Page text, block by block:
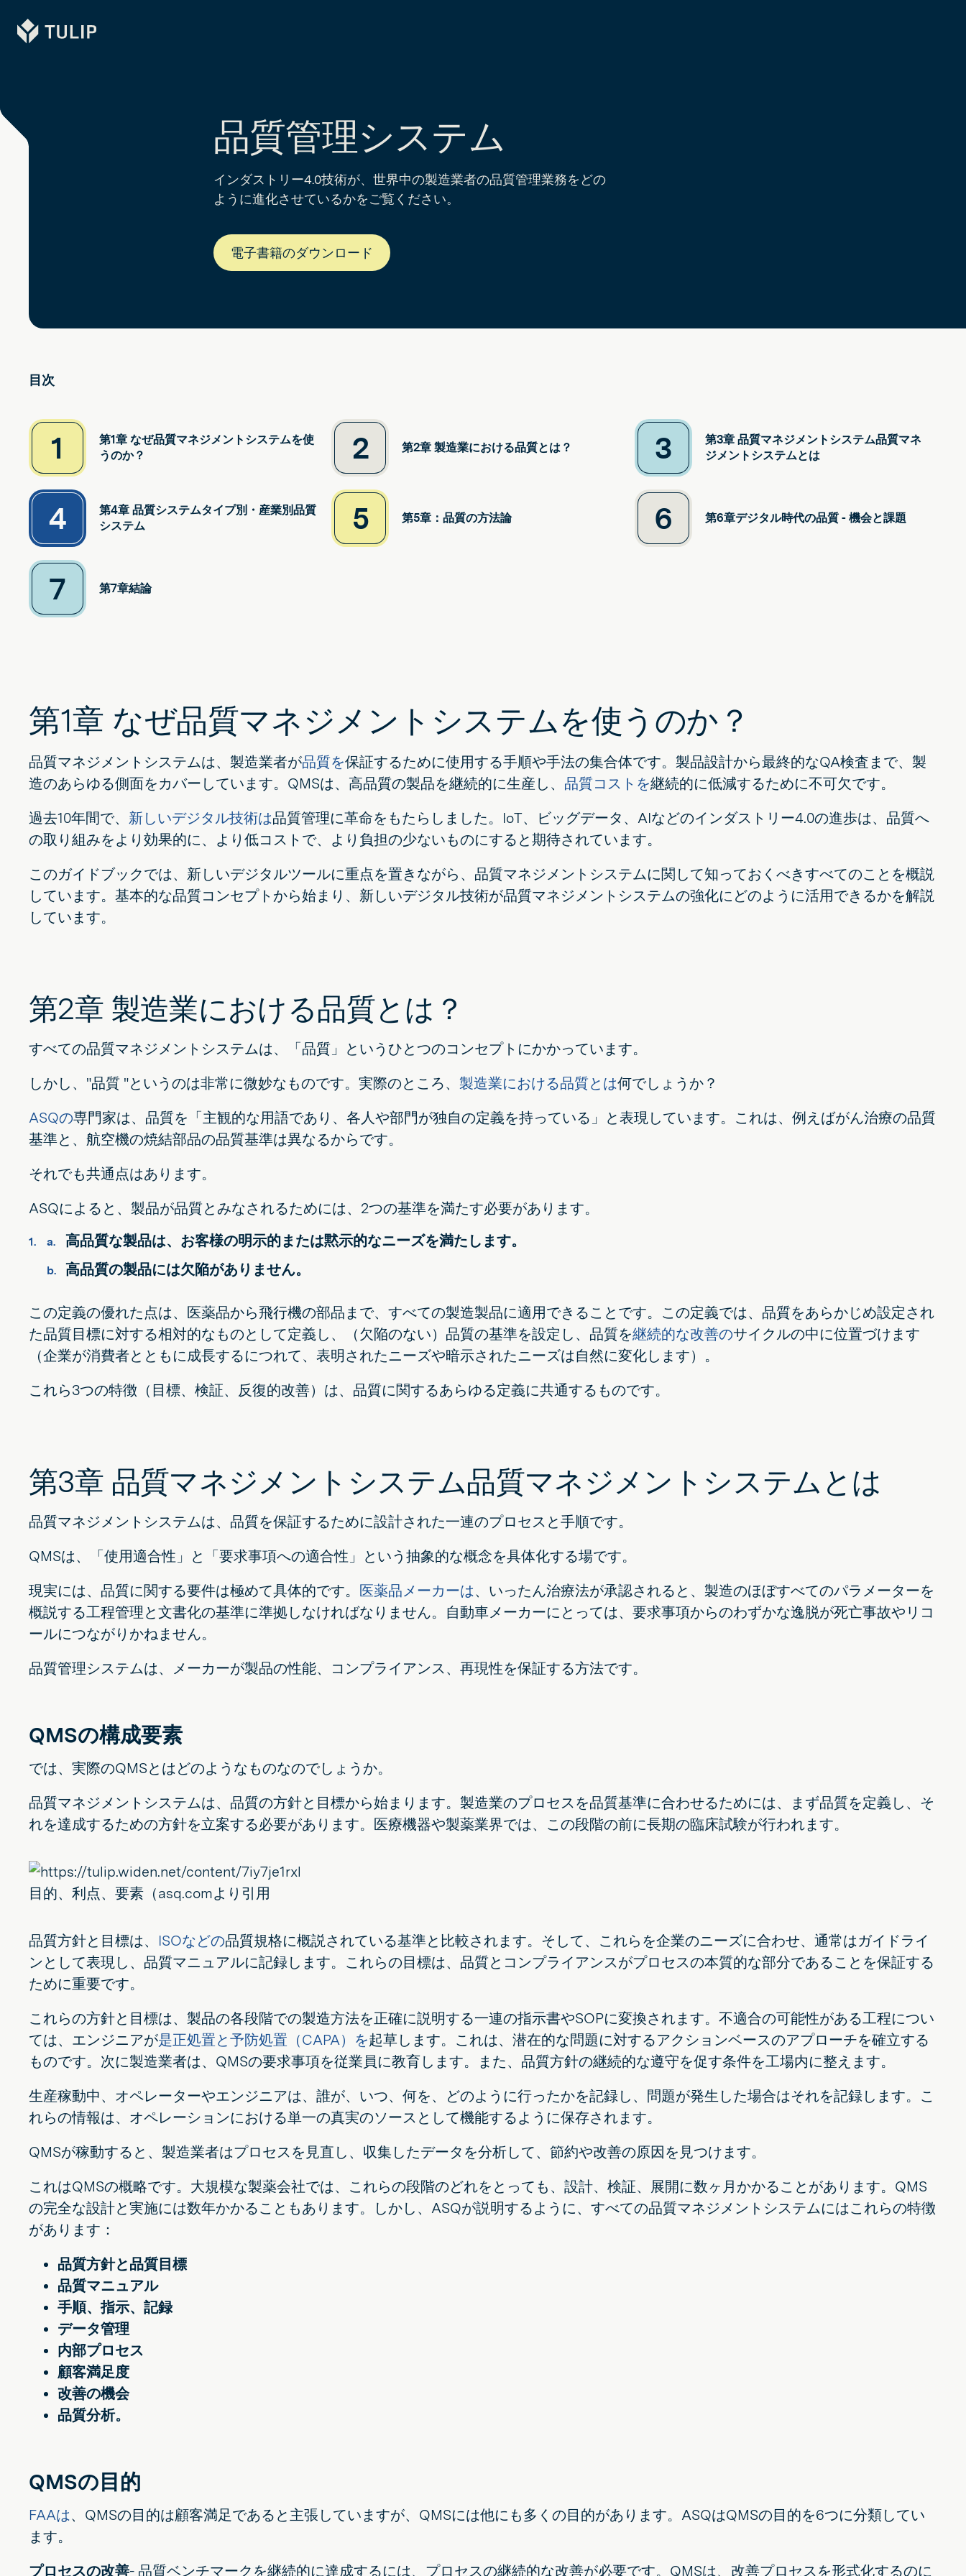
Tulip
品質管理システム
インダストリー4.0技術が、世界中の製造業者の品質管理業務をどの
ように進化させているかをご覧ください。
電子書籍のダウンロード
目次
1
第1章 なぜ品質マネジメントシステムを使
うのか？
2 第2章 製造業における品質とは？ 3
第3章 品質マネジメントシステム品質マネ
ジメントシステムとは
4
第4章 品質システムタイプ別・産業別品質
システム
5 第5章：品質の方法論 6 第6章デジタル時代の品質 - 機会と課題
7 第7章結論
第1章 なぜ品質マネジメントシステムを使うのか？
品質マネジメントシステムは、製造業者が品質を保証するために使用する手順や手法の集合体です。製品設計から最終的なQA検査まで、製
造のあらゆる側面をカバーしています。QMSは、高品質の製品を継続的に生産し、 品質コストを継続的に低減するために不可欠です。
過去10年間で、 新しいデジタル技術は品質管理に革命をもたらしました。IoT、ビッグデータ、AIなどのインダストリー4.0の進歩は、品質へ
の取り組みをより効果的に、より低コストで、より負担の少ないものにすると期待されています。
このガイドブックでは、新しいデジタルツールに重点を置きながら、品質マネジメントシステムに関して知っておくべきすべてのことを概説
しています。基本的な品質コンセプトから始まり、新しいデジタル技術が品質マネジメントシステムの強化にどのように活用できるかを解説
しています。
第2章 製造業における品質とは？
すべての品質マネジメントシステムは、「品質」というひとつのコンセプトにかかっています。
しかし、"品質 "というのは非常に微妙なものです。実際のところ、 製造業における品質とは何でしょうか？
ASQの専門家は、品質を「主観的な用語であり、各人や部門が独自の定義を持っている」と表現しています。これは、例えばがん治療の品質
基準と、航空機の焼結部品の品質基準は異なるからです。
それでも共通点はあります。
ASQによると、製品が品質とみなされるためには、2つの基準を満たす必要があります。
高品質な製品は、お客様の明示的または黙示的なニーズを満たします。
高品質の製品には欠陥がありません。
この定義の優れた点は、医薬品から飛行機の部品まで、すべての製造製品に適用できることです。この定義では、品質をあらかじめ設定され
た品質目標に対する相対的なものとして定義し、（欠陥のない）品質の基準を設定し、品質を継続的な改善のサイクルの中に位置づけます
（企業が消費者とともに成長するにつれて、表明されたニーズや暗示されたニーズは自然に変化します）。
これら3つの特徴（目標、検証、反復的改善）は、品質に関するあらゆる定義に共通するものです。
第3章 品質マネジメントシステム品質マネジメントシステムとは
品質マネジメントシステムは、品質を保証するために設計された一連のプロセスと手順です。
QMSは、「使用適合性」と「要求事項への適合性」という抽象的な概念を具体化する場です。
現実には、品質に関する要件は極めて具体的です。 医薬品メーカーは、いったん治療法が承認されると、製造のほぼすべてのパラメーターを
概説する工程管理と文書化の基準に準拠しなければなりません。自動車メーカーにとっては、要求事項からのわずかな逸脱が死亡事故やリコ
ールにつながりかねません。
品質管理システムは、メーカーが製品の性能、コンプライアンス、再現性を保証する方法です。
QMSの構成要素
では、実際のQMSとはどのようなものなのでしょうか。
品質マネジメントシステムは、品質の方針と目標から始まります。製造業のプロセスを品質基準に合わせるためには、まず品質を定義し、そ
れを達成するための方針を立案する必要があります。医療機器や製薬業界では、この段階の前に長期の臨床試験が行われます。
目的、利点、要素（asq.comより引用
品質方針と目標は、 ISOなどの品質規格に概説されている基準と比較されます。そして、これらを企業のニーズに合わせ、通常はガイドライ
ンとして表現し、品質マニュアルに記録します。これらの目標は、品質とコンプライアンスがプロセスの本質的な部分であることを保証する
ために重要です。
これらの方針と目標は、製品の各段階での製造方法を正確に説明する一連の指示書やSOPに変換されます。不適合の可能性がある工程につい
ては、エンジニアが是正処置と予防処置（CAPA）を起草します。これは、潜在的な問題に対するアクションベースのアプローチを確立する
ものです。次に製造業者は、QMSの要求事項を従業員に教育します。また、品質方針の継続的な遵守を促す条件を工場内に整えます。
生産稼動中、オペレーターやエンジニアは、誰が、いつ、何を、どのように行ったかを記録し、問題が発生した場合はそれを記録します。こ
れらの情報は、オペレーションにおける単一の真実のソースとして機能するように保存されます。
QMSが稼動すると、製造業者はプロセスを見直し、収集したデータを分析して、節約や改善の原因を見つけます。
これはQMSの概略です。大規模な製薬会社では、これらの段階のどれをとっても、設計、検証、展開に数ヶ月かかることがあります。QMS
の完全な設計と実施には数年かかることもあります。しかし、ASQが説明するように、すべての品質マネジメントシステムにはこれらの特徴
があります：
品質方針と品質目標
品質マニュアル
手順、指示、記録
データ管理
内部プロセス
顧客満足度
改善の機会
品質分析。
QMSの目的
FAAは、QMSの目的は顧客満足であると主張していますが、QMSには他にも多くの目的があります。ASQはQMSの目的を6つに分類してい
ます。
プロセスの改善- 品質ベンチマークを継続的に達成するには、プロセスの継続的な改善が必要です。QMSは、改善プロセスを形式化するのに